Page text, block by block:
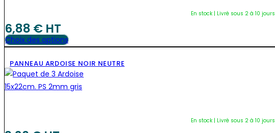
sur
la
page
du
En stock | Livré sous 2 à 10 jours
6,88 € HT
Choix des optionsCe
a
plusieurs
variations.
PANNEAU ARDOISE NOIR NEUTRE
En stock | Livré sous 2 à 10 jours